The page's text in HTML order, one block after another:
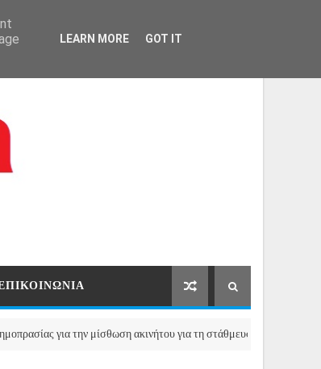
για την μίσθωση ακινήτου για τη στάθμευση των οχημάτων του
LEARN MORE GOT IT